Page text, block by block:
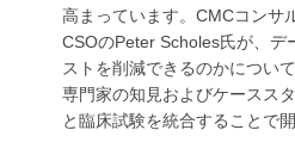
高まっています。CMCコンサ
CSOのPeter Scholes氏が、デ
ストを削減できるのかについて
専門家の知見およびケースス
と臨床試験を統合することで